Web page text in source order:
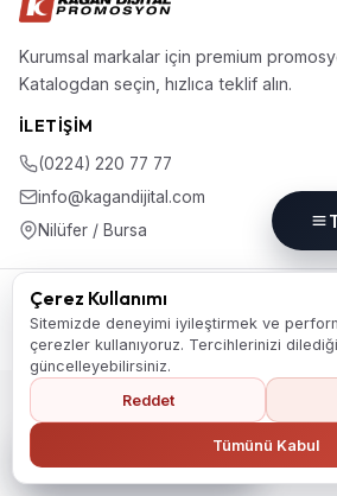
Kurumsal markalar için premium
Katalogdan seçin, hızlıca teklif alın.
İLETIŞIM
(0224) 220 77 77
info@kagandijital.com
Nilüfer / Bursa
© 2026 KD Promosyon. Tüm hakları saklıdır.
KoleksiyonHakkımızdaİletişimKVKK
Gizlilik PolitikasıÇerez PolitikasıÇerez
Ana Sayfaya Dön
Çerez Kullanımı
Sitemizde deneyimi iyileştirmek ve
çerezler kullanıyoruz. Tercihlerinizi
güncelleyebilirsiniz.
Reddet
Tümünü Kabul